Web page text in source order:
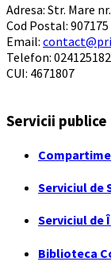
Adresa: Str. Mare
Cod Postal: 907175
Email:
Telefon:
CUI: 4671807
Servicii publice
Serviciul de
Serviciul de
Biblioteca